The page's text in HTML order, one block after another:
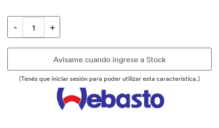
(Tenés que iniciar sesión para poder utilizar esta característica.)